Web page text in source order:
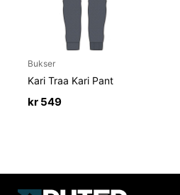
Bukser
Kari Traa Kari Pant
kr 549